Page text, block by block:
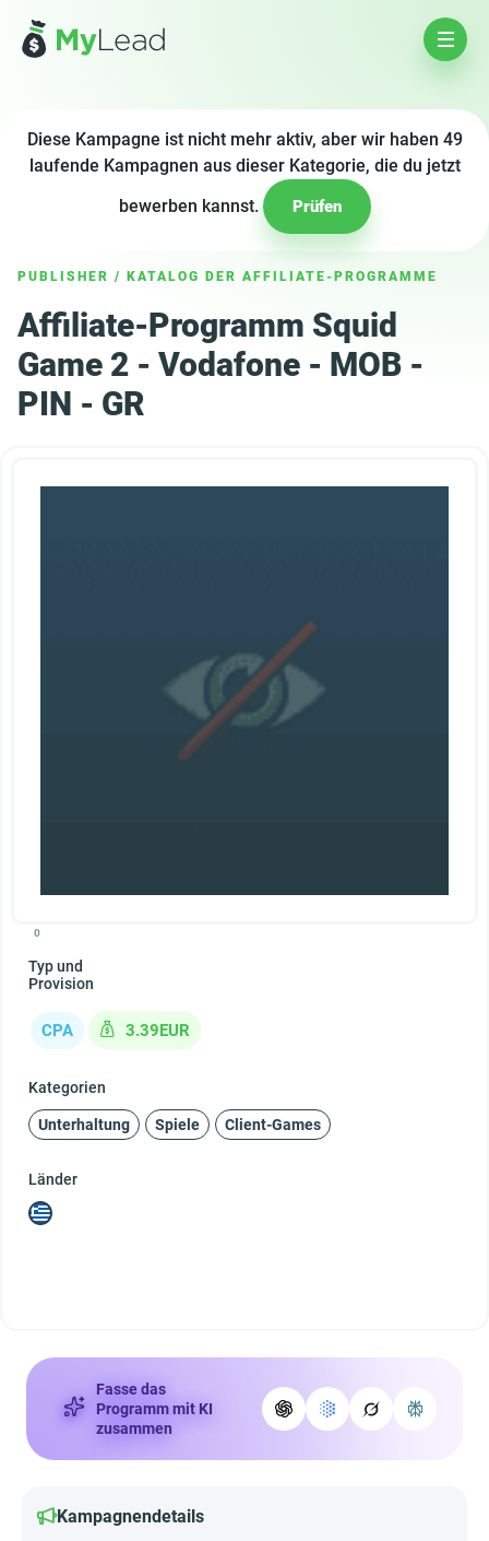
Diese Kampagne ist nicht mehr aktiv, aber wir haben 49
laufende Kampagnen aus dieser Kategorie, die du jetzt
bewerben kannst.
Prüfen
PUBLISHER / KATALOG DER AFFILIATE-PROGRAMME
Affiliate-Programm Squid
Game 2 - Vodafone - MOB -
PIN - GR
0
Typ und
Provision
CPA 3.39EUR
Kategorien
Unterhaltung Spiele Client-Games
Länder
Fasse das
Programm mit KI
zusammen
Kampagnendetails